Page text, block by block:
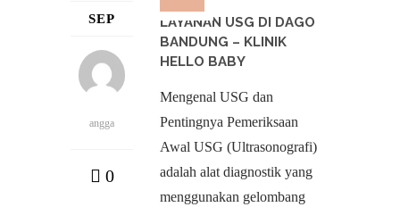
SEP
angga
0
LAYANAN USG DI DAGO
BANDUNG – KLINIK
HELLO BABY
Mengenal USG dan
Pentingnya Pemeriksaan
Awal USG (Ultrasonografi)
adalah alat diagnostik yang
menggunakan gelombang